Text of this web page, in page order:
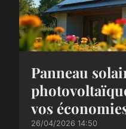
Panneau
vos
26/04/2026 14:50